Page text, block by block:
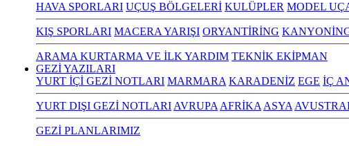
HAVA SPORLARI UÇUŞ BÖLGELERİ KULÜPLER MODEL
KIŞ SPORLARI MACERA YARIŞI ORYANTİRİNG
ARAMA KURTARMA VE İLK YARDIM TEKNİK EKİPMAN
GEZİ YAZILARI
YURT İÇİ GEZİ NOTLARI MARMARA KARADENİZ EGE İÇ
YURT DIŞI GEZİ NOTLARI AVRUPA AFRİKA ASYA
GEZİ PLANLARIMIZ